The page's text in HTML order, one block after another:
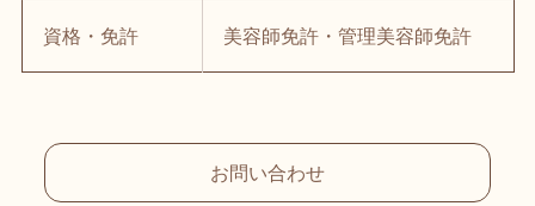
資格・免許 美容師免許・管理美容師免許
お問い合わせ